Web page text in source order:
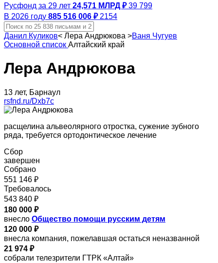
Русфонд за 29 лет 24,571 МЛРД ₽ 39 799
В 2026 году 885 516 006 ₽ 2154
Данил Куликов< Лера Андрюкова >Ваня Чугуев
Основной список Алтайский край
Лера Андрюкова
13 лет, Барнаул
rsfnd.ru/Dxb7c
расщелина альвеолярного отростка, сужение зубного
ряда, требуется ортодонтическое лечение
Сбор
завершен
Собрано
551 146 ₽
Требовалось
543 840 ₽
180 000 ₽
внесло Общество помощи русским детям
120 000 ₽
внесла компания, пожелавшая остаться неназванной
21 974 ₽
собрали телезрители ГТРК «Алтай»